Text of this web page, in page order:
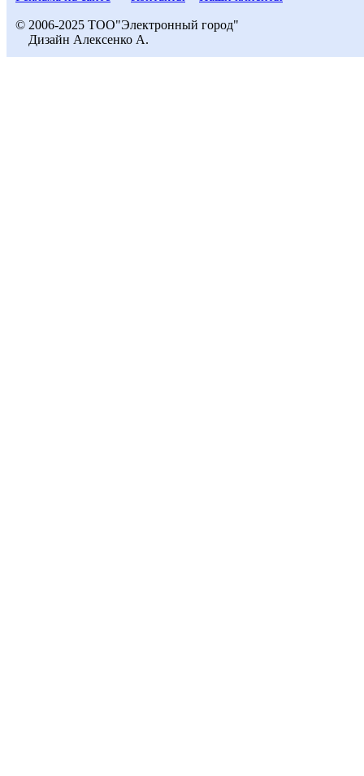
© 2006-2025 ТОО"Электронный город"
Дизайн Алексенко А.